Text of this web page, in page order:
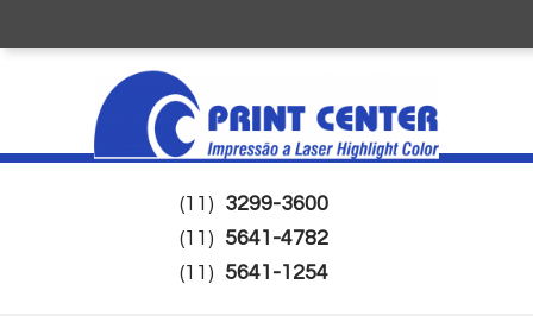
(11) 3299-3600
(11) 5641-4782
(11) 5641-1254